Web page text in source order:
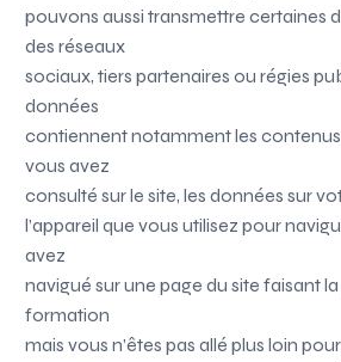
pouvons aussi transmettre certaines
des réseaux
sociaux, tiers partenaires ou régies
données
contiennent notamment les
vous avez
consulté sur le site, les données sur
l’appareil que vous utilisez pour
avez
navigué sur une page du site faisant
formation
mais vous n’êtes pas allé plus loin